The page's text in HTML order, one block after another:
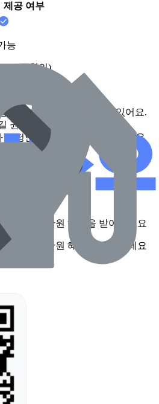
제공 여부
능
확인)
한 정보로 실제와 다를 수 있어요.
권장드려요.
행정안전부의 공공저작물을 이용
고 최대 1만원 혜택을 받아보세요
고 최대 1만원 혜택을 받아보세요